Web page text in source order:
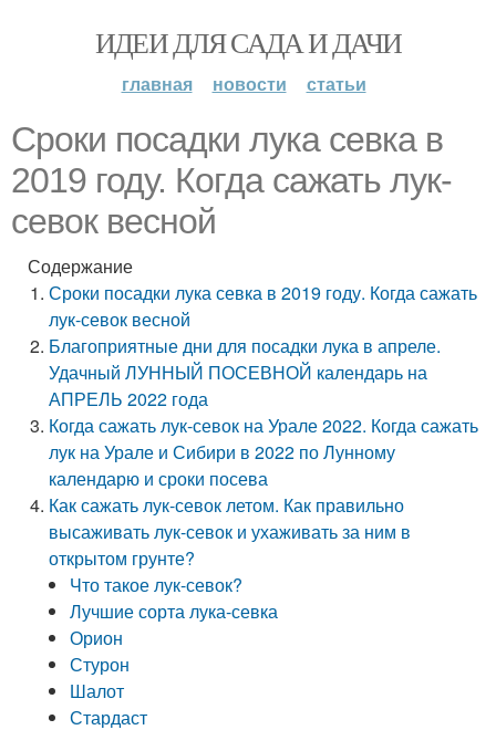
ИДЕИ ДЛЯ САДА И ДАЧИ
главная новости статьи
Сроки посадки лука севка в
2019 году. Когда сажать лук-
севок весной
Содержание
Сроки посадки лука севка в 2019 году. Когда сажать
лук-севок весной
Благоприятные дни для посадки лука в апреле.
Удачный ЛУННЫЙ ПОСЕВНОЙ календарь на
АПРЕЛЬ 2022 года
Когда сажать лук-севок на Урале 2022. Когда сажать
лук на Урале и Сибири в 2022 по Лунному
календарю и сроки посева
Как сажать лук-севок летом. Как правильно
высаживать лук-севок и ухаживать за ним в
открытом грунте?
Что такое лук-севок?
Лучшие сорта лука-севка
Орион
Стурон
Шалот
Стардаст